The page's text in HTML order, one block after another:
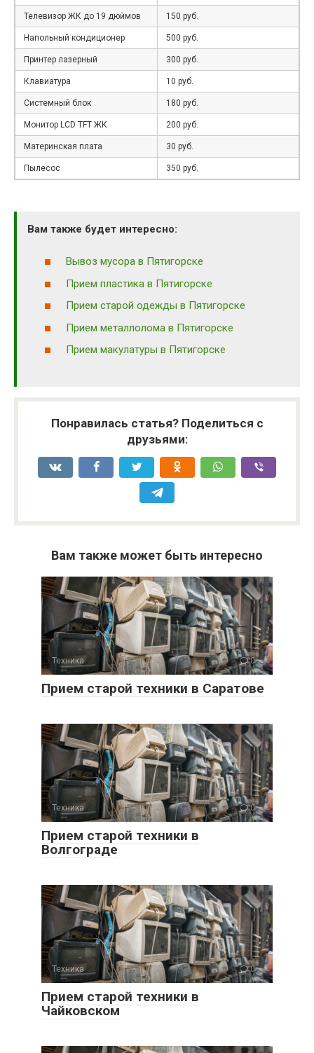
Телевизор ЖК до 19 дюймов 150 руб.
Напольный кондиционер 500 руб.
Принтер лазерный 300 руб.
Клавиатура 10 руб.
Системный блок 180 руб.
Монитор LCD TFT ЖК 200 руб.
Материнская плата 30 руб.
Пылесос 350 руб.
Вам также будет интересно:
Вывоз мусора в Пятигорске
Прием пластика в Пятигорске
Прием старой одежды в Пятигорске
Прием металлолома в Пятигорске
Прием макулатуры в Пятигорске
Понравилась статья? Поделиться с
друзьями:
Вам также может быть интересно
Техника 0
Прием старой техники в Саратове
Техника 0
Прием старой техники в
Волгограде
Техника 0
Прием старой техники в
Чайковском